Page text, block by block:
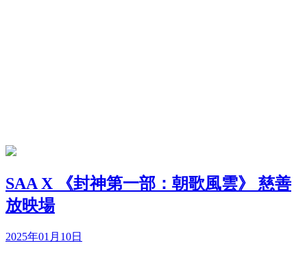
SAA X 《封神第一部：朝歌風雲》 慈善
放映場
2025年01月10日